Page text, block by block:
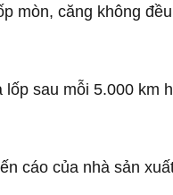
căng không
sau mỗi 5.000 km
cáo của nhà sản